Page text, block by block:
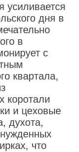
усиливается
дня в
в
с
квартала,
коротали
и цеховые
духота,
что